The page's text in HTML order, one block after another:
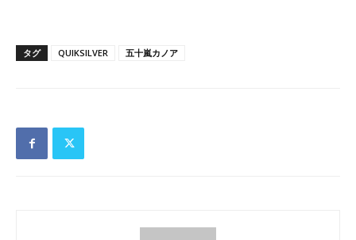
タグ QUIKSILVER 五十嵐カノア